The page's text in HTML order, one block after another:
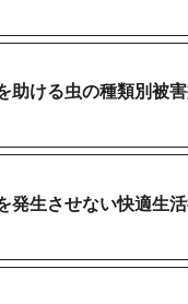
助ける虫の種類別被
発生させない快適生